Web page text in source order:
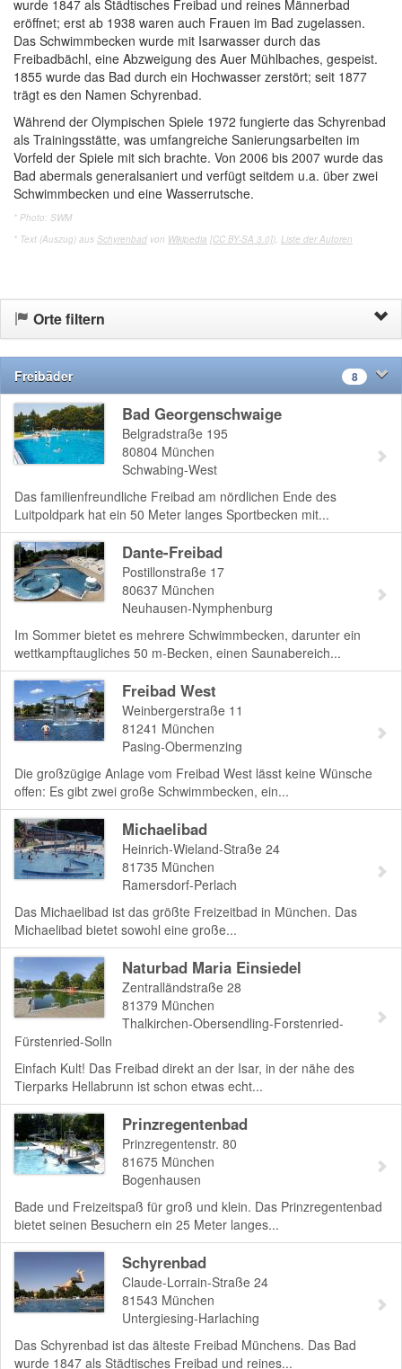
wurde 1847 als Städtisches Freibad und reines Männerbad
eröffnet; erst ab 1938 waren auch Frauen im Bad zugelassen.
Das Schwimmbecken wurde mit Isarwasser durch das
Freibadbächl, eine Abzweigung des Auer Mühlbaches, gespeist.
1855 wurde das Bad durch ein Hochwasser zerstört; seit 1877
trägt es den Namen Schyrenbad.
Während der Olympischen Spiele 1972 fungierte das Schyrenbad
als Trainingsstätte, was umfangreiche Sanierungsarbeiten im
Vorfeld der Spiele mit sich brachte. Von 2006 bis 2007 wurde das
Bad abermals generalsaniert und verfügt seitdem u.a. über zwei
Schwimmbecken und eine Wasserrutsche.
* Photo: SWM
* Text (Auszug) aus Schyrenbad von Wikipedia [CC BY-SA 3.0]), Liste der Autoren
Orte filtern
Freibäder 8
Bad Georgenschwaige
Belgradstraße 195
80804 München
Schwabing-West
Das familienfreundliche Freibad am nördlichen Ende des
Luitpoldpark hat ein 50 Meter langes Sportbecken mit...
Dante-Freibad
Postillonstraße 17
80637 München
Neuhausen-Nymphenburg
Im Sommer bietet es mehrere Schwimmbecken, darunter ein
wettkampftaugliches 50 m-Becken, einen Saunabereich...
Freibad West
Weinbergerstraße 11
81241 München
Pasing-Obermenzing
Die großzügige Anlage vom Freibad West lässt keine Wünsche
offen: Es gibt zwei große Schwimmbecken, ein...
Michaelibad
Heinrich-Wieland-Straße 24
81735 München
Ramersdorf-Perlach
Das Michaelibad ist das größte Freizeitbad in München. Das
Michaelibad bietet sowohl eine große...
Naturbad Maria Einsiedel
Zentralländstraße 28
81379 München
Thalkirchen-Obersendling-Forstenried-
Fürstenried-Solln
Einfach Kult! Das Freibad direkt an der Isar, in der nähe des
Tierparks Hellabrunn ist schon etwas echt...
Prinzregentenbad
Prinzregentenstr. 80
81675 München
Bogenhausen
Bade und Freizeitspaß für groß und klein. Das Prinzregentenbad
bietet seinen Besuchern ein 25 Meter langes...
Schyrenbad
Claude-Lorrain-Straße 24
81543 München
Untergiesing-Harlaching
Das Schyrenbad ist das älteste Freibad Münchens. Das Bad
wurde 1847 als Städtisches Freibad und reines...